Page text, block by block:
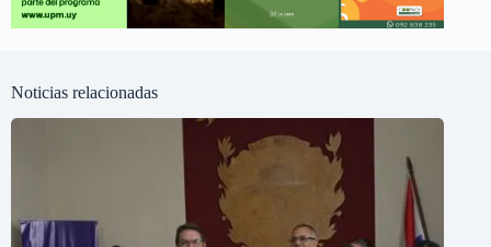
Noticias relacionadas